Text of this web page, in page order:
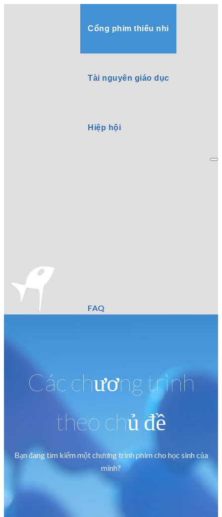
Cổng phim thiếu nhi
Tài nguyên giáo dục
Hiệp hội
FAQ
Các chương trình
theo chủ đề
Bạn đang tìm kiếm một chương trình phim cho học sinh của
mình?